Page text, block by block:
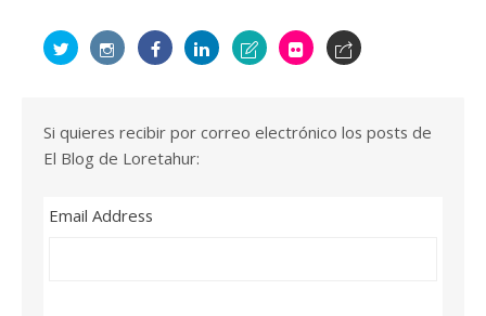
Si quieres recibir por correo electrónico los posts de
El Blog de Loretahur:
Email Address